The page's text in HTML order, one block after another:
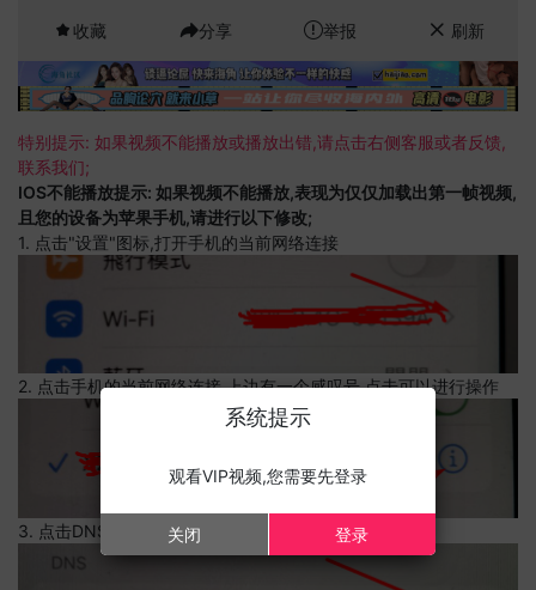
收藏 分享 举报 刷新
特别提示: 如果视频不能播放或播放出错,请点击右侧客服或者反馈,
联系我们;
IOS不能播放提示: 如果视频不能播放,表现为仅仅加载出第一帧视频,
且您的设备为苹果手机,请进行以下修改;
1. 点击"设置"图标,打开手机的当前网络连接
2. 点击手机的当前网络连接,上边有一个感叹号,点击可以进行操作
3. 点击DNS设置
系统提示
观看VIP视频,您需要先登录
关闭 登录